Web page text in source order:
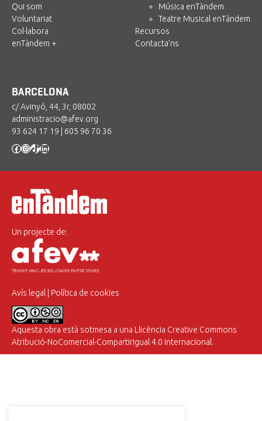
Qui som
Voluntariat
Col·labora
enTàndem +
Música enTàndem
Teatre Musical enTàndem
Recursos
Contacta’ns
BARCELONA
c/ Avinyó, 44, 3r, 08002
administracio@afev.org
93 624 17 19
605 96 70 36
Facebook
Instagram
TikTok
LinkedIn
Un projecte de:
Avís legal Política de cookies
Aquesta obra està sotmesa a una Llicència Creative Commons
Atribució-NoComercial-CompartirIgual 4.0 Internacional.